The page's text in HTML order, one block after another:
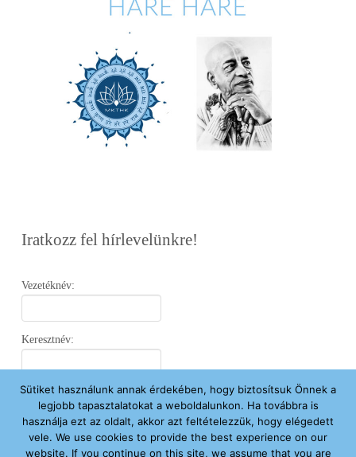
Iratkozz fel hírlevelünkre!
Vezetéknév:
Keresztnév:
Email:
Elfogadom az Adatvédelmi Nyilatkozatot .
Sütiket használunk annak érdekében, hogy biztosítsuk Önnek a
legjobb tapasztalatokat a weboldalunkon. Ha továbbra is
használja ezt az oldalt, akkor azt feltételezzük, hogy elégedett
vele. We use cookies to provide the best experience on our
website. If you continue on this site, we assume that you are